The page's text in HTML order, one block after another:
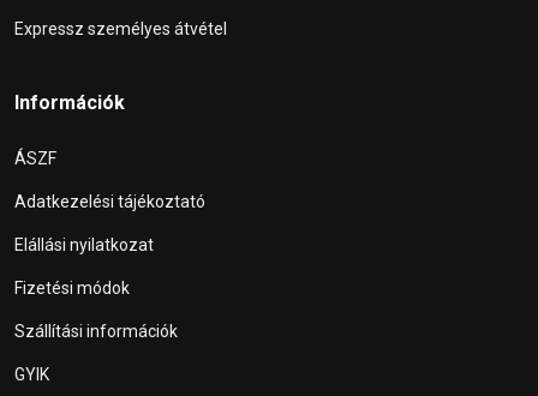
Expressz személyes átvétel
Információk
ÁSZF
Adatkezelési tájékoztató
Elállási nyilatkozat
Fizetési módok
Szállítási információk
GYIK